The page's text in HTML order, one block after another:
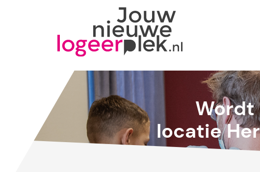
Wordt
locatie